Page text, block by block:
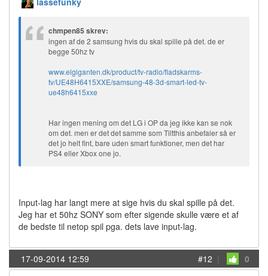
chmpen85 skrev:
ingen af de 2 samsung hvis du skal spille på det. de er
begge 50hz tv
www.elgiganten.dk/product/tv-radio/fladskarms-
tv/UE48H6415XXE/samsung-48-3d-smart-led-tv-
ue48h6415xxe
Har ingen mening om det LG i OP da jeg ikke kan se nok
om det. men er det det samme som Tiltthis anbefaler så er
det jo helt fint, bare uden smart funktioner, men det har
PS4 eller Xbox one jo.
Input-lag har langt mere at sige hvis du skal spille på det.
Jeg har et 50hz SONY som efter sigende skulle være et af
de bedste til netop spil pga. dets lave input-lag.
17-09-2014 12:59 #12 | 0